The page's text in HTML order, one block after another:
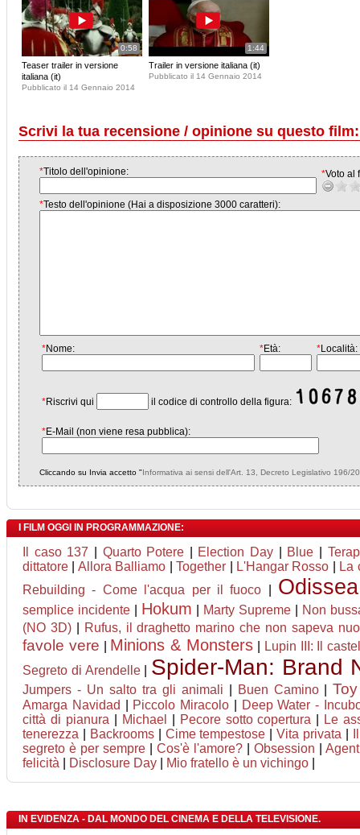
0:58
Teaser trailer in versione
italiana (it)
Pubblicato il 14 Gennaio 2014
1:44
Trailer in versione italiana (it)
Pubblicato il 14 Gennaio 2014
Scrivi la tua recensione / opinione su questo
*Titolo dell'opinione: *Voto al
*Testo dell'opinione (Hai a disposizione 3000 caratteri):
*Nome: *Età: *Località:
*Riscrivi qui il codice di controllo della figura:
*E-Mail (non viene resa pubblica):
Cliccando su Invia accetto "Informativa ai sensi dell'Art. 13, Decreto Legislativo 196/
I FILM OGGI IN PROGRAMMAZIONE:
Il caso 137 Quarto Potere Election Day Blue
dittatore
Allora Balliamo |Together L'Hangar Rosso
La
Rebuilding - Come l'acqua per il fuoco
Odissea
semplice incidente
Hokum Marty Supreme
Non
(NO 3D)| Rufus, il draghetto marino che non sapeva
favole vere Minions & Monsters
Lupin III: Il
Segreto di Arendelle| Spider-Man: Brand
Jumpers - Un salto tra gli animali Buen Camino|
Amarga Navidad Piccolo Miracolo
Deep Water -
città di pianura
Michael Pecore sotto copertura
Le
tenerezza
Backrooms| Cime tempestose |Vita privata
segreto è per sempre
Cos'è l'amore? Obsession
felicità
Disclosure Day Mio fratello è un vichingo
IN EVIDENZA - DAL MONDO DEL CINEMA E DELLA TELEVISIONE.